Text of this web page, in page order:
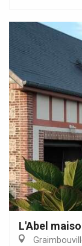
L'Abel